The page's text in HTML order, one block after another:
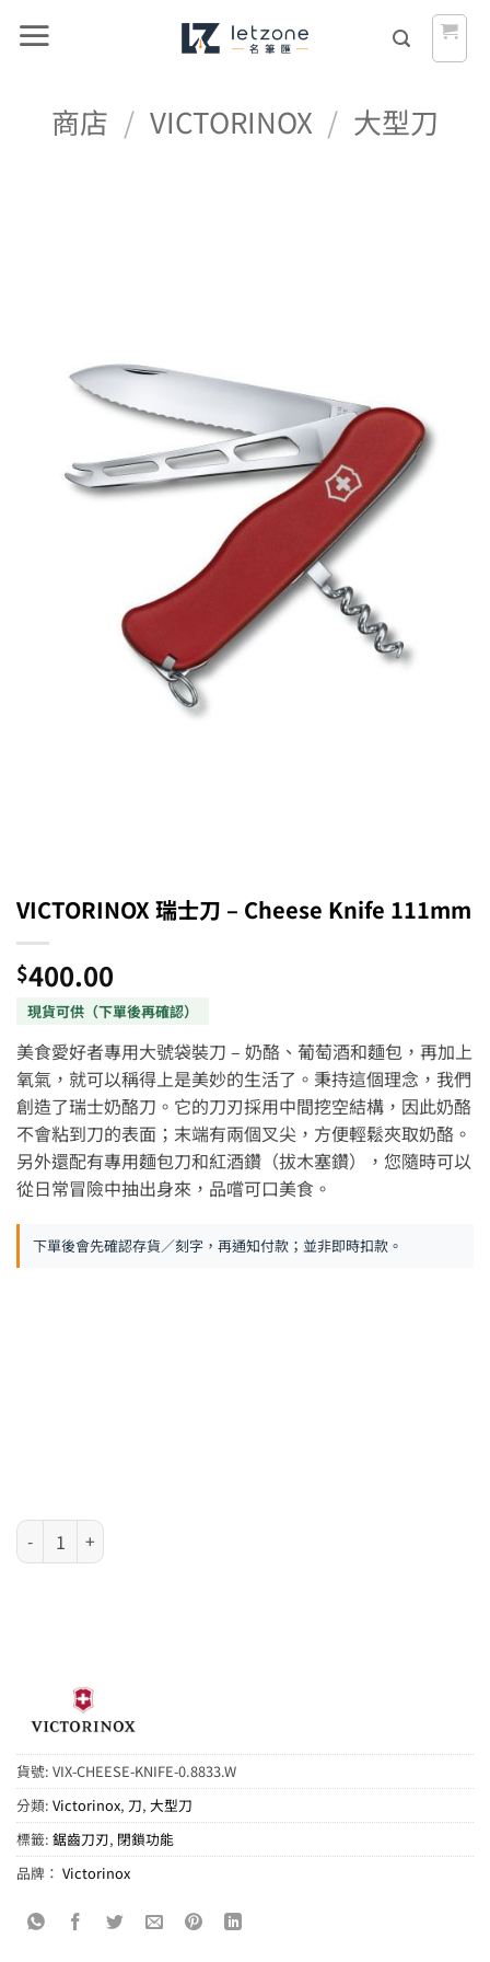
商店 / VICTORINOX / 大型刀
VICTORINOX 瑞士刀 – Cheese Knife 111mm
$400.00
美食愛好者專用大號袋裝刀 – 奶酪、葡萄酒和麵包，再加上
氧氣，就可以稱得上是美妙的生活了。秉持這個理念，我們
創造了瑞士奶酪刀。它的刀刃採用中間挖空結構，因此奶酪
不會粘到刀的表面；末端有兩個叉尖，方便輕鬆夾取奶酪。
另外還配有專用麵包刀和紅酒鑽（拔木塞鑽），您隨時可以
從日常冒險中抽出身來，品嚐可口美食。
下單後會先確認存貨／刻字，再通知付款；並非即時扣款。
VICTORINOX 瑞士刀 - Cheese Knife 111mm 數量
貨號: VIX-CHEESE-KNIFE-0.8833.W
分類: Victorinox, 刀, 大型刀
標籤: 鋸齒刀刃, 閉鎖功能
品牌： Victorinox